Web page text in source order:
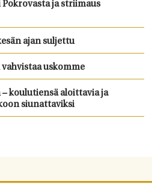
ja striimaus
ajan suljettu
uskomme
koulutiensä aloittavia ja
siunattaviksi